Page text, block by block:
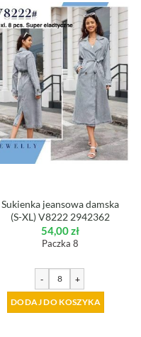
Sukienka jeansowa damska
(S-XL) V8222 2942362
54,00zł
Paczka 8
- +
DODAJ DO KOSZYKA